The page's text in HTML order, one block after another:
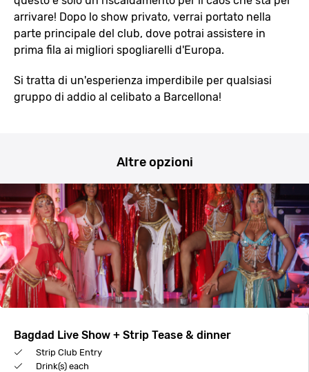
arrivare! Dopo lo show privato, verrai portato nella
parte principale del club, dove potrai assistere in
prima fila ai migliori spogliarelli d'Europa.
Si tratta di un'esperienza imperdibile per qualsiasi
gruppo di addio al celibato a Barcellona!
Altre opzioni
Bagdad Live Show + Strip Tease & dinner
Strip Club Entry
Drink(s) each